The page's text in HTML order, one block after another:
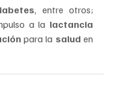
, entre otros;
a la lactancia
para la salud en